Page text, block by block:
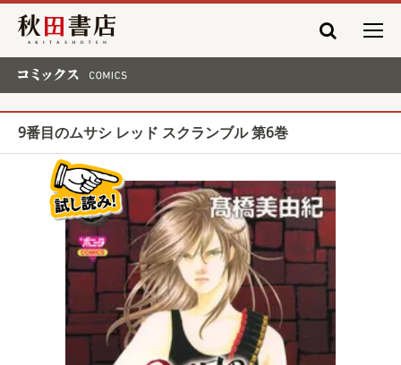
秋田書店
9番目のムサシ レッド スクランブル 第6巻